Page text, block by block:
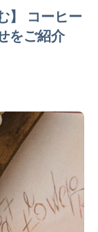
】 コーヒー
をご紹介